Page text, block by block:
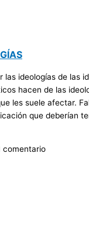
las ideologías de las
hacen de las
les suele afectar.
que deberían
comentario